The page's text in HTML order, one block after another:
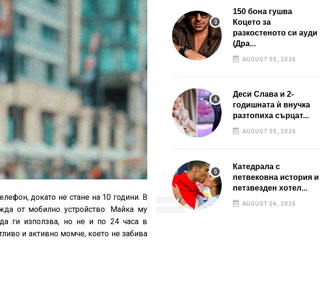
докато не стане на 10 години. В
от мобилно устройство. Майка му
да ги използва, но не и по 24 часа в
и активно момче, което не забива
150 бона гушва
Коцето за
разкостеното си ауди
(Дра...
AUGUST 05, 2026
Деси Слава и 2-
годишната ѝ внучка
разтопиха сърцат...
AUGUST 05, 2026
Катедрала с
петвековна история и
петзвезден хотел...
AUGUST 06, 2026